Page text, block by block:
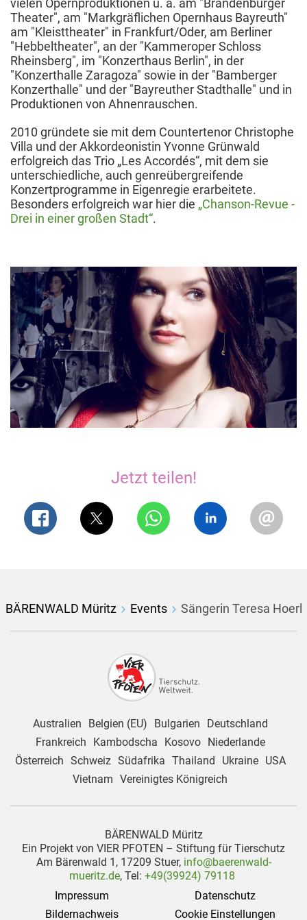
Theater", am "Markgräflichen Opernhaus Bayreuth"
am "Kleisttheater" in Frankfurt/Oder, am Berliner
"Hebbeltheater", an der "Kammeroper Schloss
Rheinsberg", im "Konzerthaus Berlin", in der
"Konzerthalle Zaragoza" sowie in der "Bamberger
Konzerthalle" und der "Bayreuther Stadthalle" und in
Produktionen von Ahnenrauschen.
2010 gründete sie mit dem Countertenor Christophe
Villa und der Akkordeonistin Yvonne Grünwald
erfolgreich das Trio „Les Accordés“, mit dem sie
unterschiedliche, auch genreübergreifende
Konzertprogramme in Eigenregie erarbeitete.
Besonders erfolgreich war hier die „Chanson-Revue -
Drei in einer großen Stadt“.
Jetzt teilen!
BÄRENWALD Müritz Events Sängerin Teresa Hoerl
Australien Belgien (EU) Bulgarien
Deutschland
Frankreich
Kambodscha Kosovo
Niederlande
Österreich Schweiz Südafrika Thailand Ukraine
USA
Vietnam Vereinigtes Königreich
BÄRENWALD Müritz
Ein Projekt von VIER PFOTEN – Stiftung für Tierschutz
Am Bärenwald 1, 17209 Stuer, info@baerenwald-
mueritz.de, Tel: +49(39924) 79118
Impressum
Datenschutz
Bildernachweis
Cookie Einstellungen